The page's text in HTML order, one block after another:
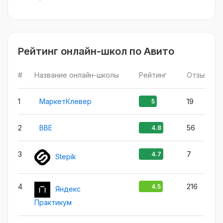
Рейтинг онлайн-школ по Авито
# Название онлайн-школы Рейтинг Отзыв
1 МаркетКлевер 5 19
2 BBE 4.8 56
3 Stepik 4.7 7
4
Яндекс
Практикум
4.5 216